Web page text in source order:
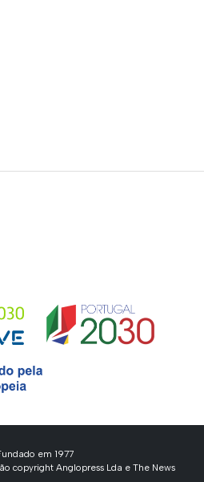
em 1977
copyright Anglopress Lda e The News